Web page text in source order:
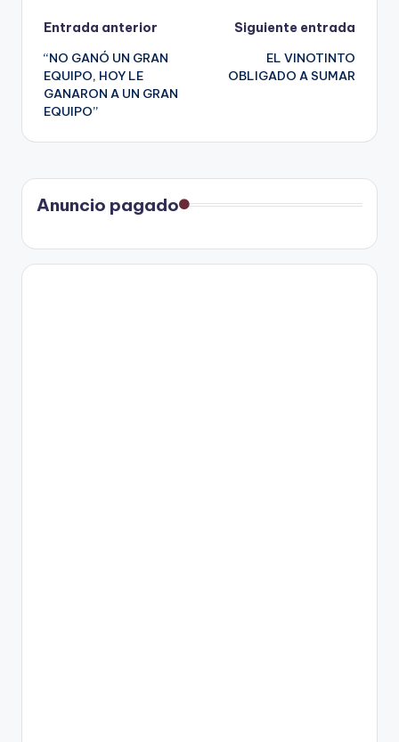
Navegación
de
entradas
Entrada anterior
“NO GANÓ UN GRAN
EQUIPO, HOY LE
GANARON A UN GRAN
EQUIPO”
Siguiente entrada
EL VINOTINTO
OBLIGADO A SUMAR
Anuncio pagado